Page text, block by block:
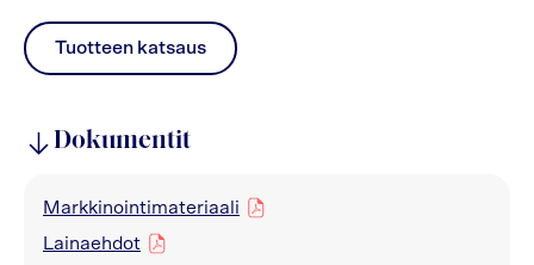
Tuotteen katsaus
pdf
Dokumentit
Markkinointimateriaali
pdf
Lainaehdot
pdf